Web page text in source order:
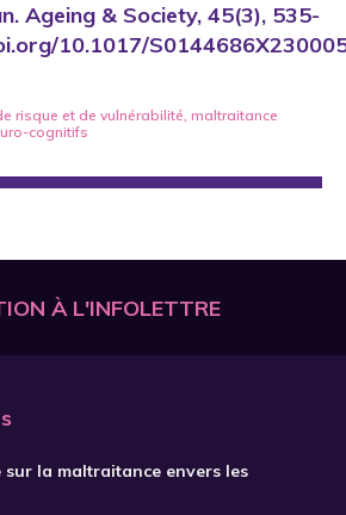
Ageing & Society, 45(3), 535-
10.1017/
risque et de vulnérabilité, maltraitance
cognitifs
À L'INFOLETTRE
sur la maltraitance envers les